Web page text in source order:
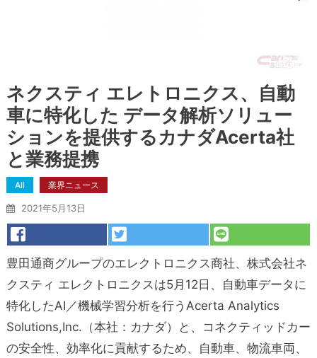
ネクスティ エレトロニクス、自動
車に特化した データ解析ソリュー
ションを提供するカナダAcerta社
と業務提携
All 業界ニュース
2021年5月13日
豊田通商グループのエレクトロニクス商社、株式会社ネ
クスティ エレクトロニクスは5月12日、自動車データに
特化したAI／機械学習分析を行うAcerta Analytics
Solutions,Inc.（本社：カナダ）と、コネクティッドカー
の安全性、効率化に貢献するため、自動車、物流車両、